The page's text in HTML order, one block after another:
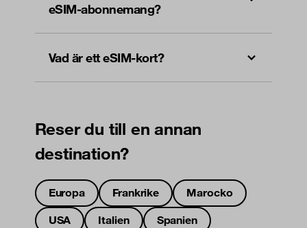
eSIM-abonnemang?
Vad är ett eSIM-kort?
Reser du till en annan
destination?
Europa Frankrike
Marocko
USA
Italien Spanien